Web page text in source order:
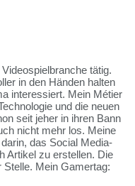
tätig.
in den Händen halten
interessiert. Mein Métier
und die neuen
seit jeher in ihren Bann
nicht mehr los. Meine
das Social Media-
Artikel zu erstellen. Die
Mein Gamertag: